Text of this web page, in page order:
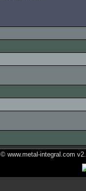
© www.metal-integral.com